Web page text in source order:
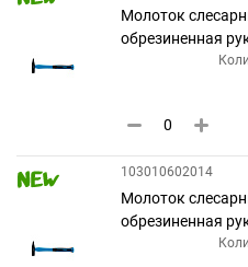
Молоток
обрезиненная
103010602014
Молоток
обрезиненная